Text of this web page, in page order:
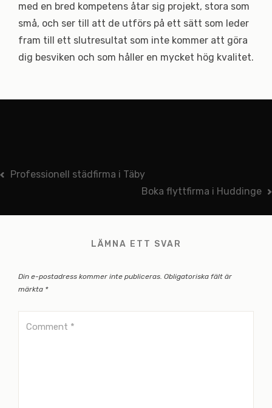
med en bred kompetens åtar sig projekt, stora som
små, och ser till att de utförs på ett sätt som leder
fram till ett slutresultat som inte kommer att göra
dig besviken och som håller en mycket hög kvalitet.
Inläggsnavigering
Professionell städfirma i Täby
Boka flyttfirma i Huddinge
LÄMNA ETT SVAR
Din e-postadress kommer inte publiceras. Obligatoriska fält är
märkta *